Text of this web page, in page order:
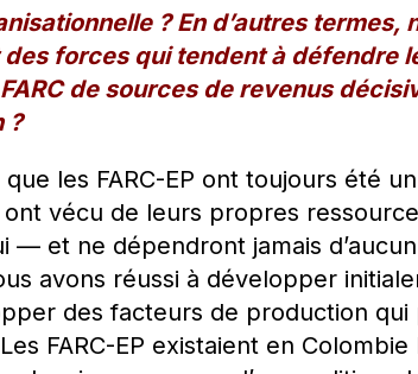
? En d’autres termes,
forces qui tendent à défendre
de sources de revenus
?
les FARC-EP ont toujours été
ont vécu de leurs propres
— et ne dépendront jamais
avons réussi à développer
des facteurs de production
FARC-EP existaient en